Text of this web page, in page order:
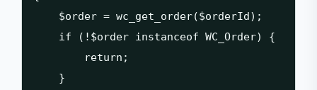
    $order = wc_get_order($orderId);
    if (!$order instanceof WC_Order) {
        return;
    }